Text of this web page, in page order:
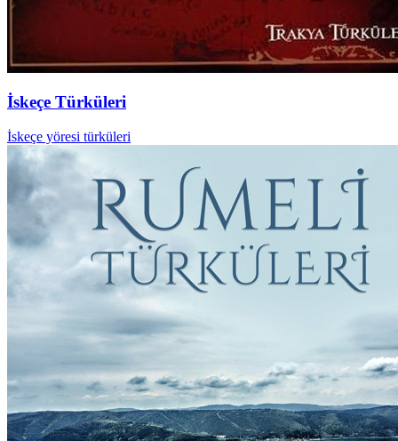
İskeçe Türküleri
İskeçe yöresi türküleri